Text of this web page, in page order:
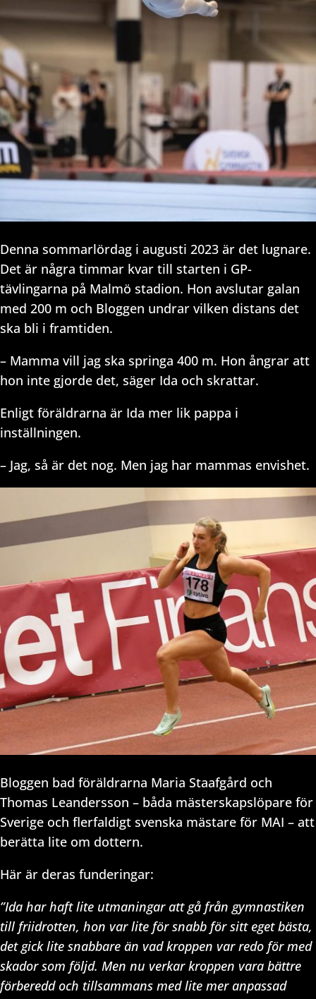
Denna sommarlördag i augusti 2023 är det lugnare.
Det är några timmar kvar till starten i GP-
tävlingarna på Malmö stadion. Hon avslutar galan
med 200 m och Bloggen undrar vilken distans det
ska bli i framtiden.
– Mamma vill jag ska springa 400 m. Hon ångrar att
hon inte gjorde det, säger Ida och skrattar.
Enligt föräldrarna är Ida mer lik pappa i
inställningen.
– Jag, så är det nog. Men jag har mammas envishet.
Bloggen bad föräldrarna Maria Staafgård och
Thomas Leandersson – båda mästerskapslöpare för
Sverige och flerfaldigt svenska mästare för MAI – att
berätta lite om dottern.
Här är deras funderingar:
”Ida har haft lite utmaningar att gå från gymnastiken
till friidrotten, hon var lite för snabb för sitt eget bästa,
det gick lite snabbare än vad kroppen var redo för med
skador som följd. Men nu verkar kroppen vara bättre
förberedd och tillsammans med lite mer anpassad